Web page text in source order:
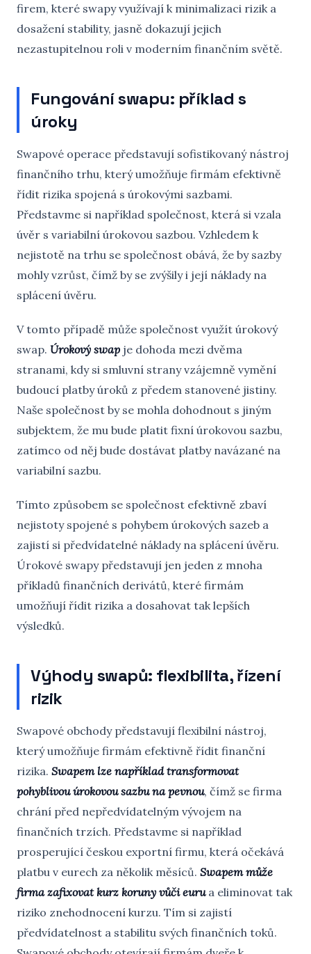
firem, které swapy využívají k minimalizaci rizik a
dosažení stability, jasně dokazují jejich
nezastupitelnou roli v moderním finančním světě.
Fungování swapu: příklad s
úroky
Swapové operace představují sofistikovaný nástroj
finančního trhu, který umožňuje firmám efektivně
řídit rizika spojená s úrokovými sazbami.
Představme si například společnost, která si vzala
úvěr s variabilní úrokovou sazbou. Vzhledem k
nejistotě na trhu se společnost obává, že by sazby
mohly vzrůst, čímž by se zvýšily i její náklady na
splácení úvěru.
V tomto případě může společnost využít úrokový
swap. Úrokový swap je dohoda mezi dvěma
stranami, kdy si smluvní strany vzájemně vymění
budoucí platby úroků z předem stanovené jistiny.
Naše společnost by se mohla dohodnout s jiným
subjektem, že mu bude platit fixní úrokovou sazbu,
zatímco od něj bude dostávat platby navázané na
variabilní sazbu.
Tímto způsobem se společnost efektivně zbaví
nejistoty spojené s pohybem úrokových sazeb a
zajistí si předvídatelné náklady na splácení úvěru.
Úrokové swapy představují jen jeden z mnoha
příkladů finančních derivátů, které firmám
umožňují řídit rizika a dosahovat tak lepších
výsledků.
Výhody swapů: flexibilita, řízení
rizik
Swapové obchody představují flexibilní nástroj,
který umožňuje firmám efektivně řídit finanční
rizika. Swapem lze například transformovat
pohyblivou úrokovou sazbu na pevnou, čímž se firma
chrání před nepředvídatelným vývojem na
finančních trzích. Představme si například
prosperující českou exportní firmu, která očekává
platbu v eurech za několik měsíců. Swapem může
firma zafixovat kurz koruny vůči eurua eliminovat tak
riziko znehodnocení kurzu. Tím si zajistí
předvídatelnost a stabilitu svých finančních toků.